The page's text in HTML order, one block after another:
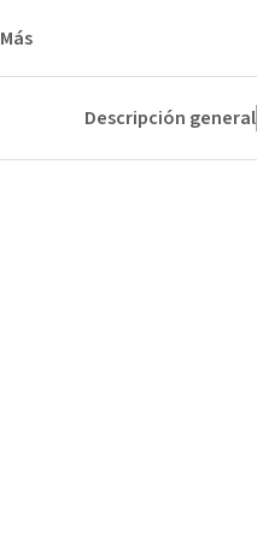
Más
Descripción general